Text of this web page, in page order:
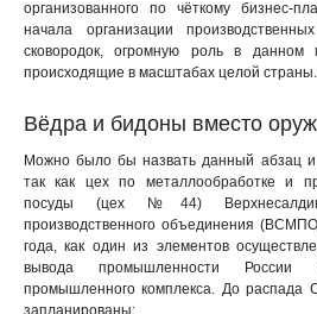
организованного по чёткому бизнес-
начала организации
сковородок, огромную роль в данном
происходящие в масштабах целой страны.
Вёдра и бидоны вместо
Можно было бы назвать данный абзац и
так как цех по металлообработке и
посуды (цех №44)
производственного объединения
года, как один из элементов
вывода промышленности России
промышленного комплекса. До распада
запланированы: